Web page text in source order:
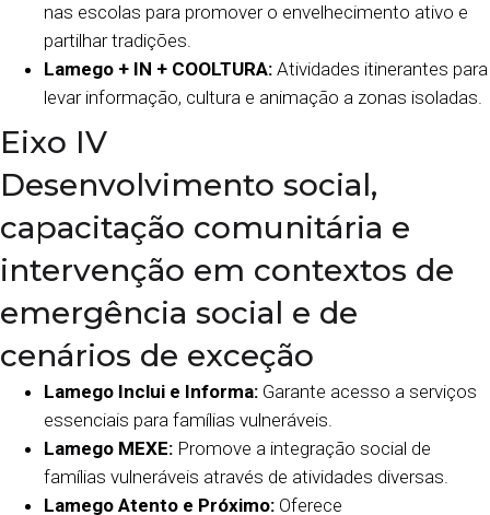
nas escolas para promover o envelhecimento ativo e
partilhar tradições.
Lamego + IN + COOLTURA: Atividades itinerantes para
levar informação, cultura e animação a zonas isoladas.
Eixo IV
Desenvolvimento social,
capacitação comunitária e
intervenção em contextos de
emergência social e de
cenários de exceção
Lamego Inclui e Informa: Garante acesso a serviços
essenciais para famílias vulneráveis.
Lamego MEXE: Promove a integração social de
famílias vulneráveis através de atividades diversas.
Lamego Atento e Próximo: Oferece